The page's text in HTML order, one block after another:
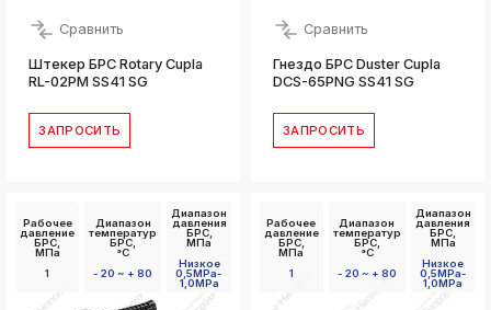
Сравнить
Штекер БРС Rotary Cupla
RL-02PM SS41 SG
ЗАПРОСИТЬ
Сравнить
Гнездо БРС Duster Cupla
DCS-65PNG SS41 SG
ЗАПРОСИТЬ
Рабочее
давление
БРС,
МПа
1
Диапазон
температур
БРС,
°C
- 20 ~ + 80
Диапазон
давления
БРС,
МПа
Низкое
0,5MPa-
1,0MPa
Рабочее
давление
БРС,
МПа
1
Диапазон
температур
БРС,
°C
- 20 ~ + 80
Диапазон
давления
БРС,
МПа
Низкое
0,5MPa-
1,0MPa